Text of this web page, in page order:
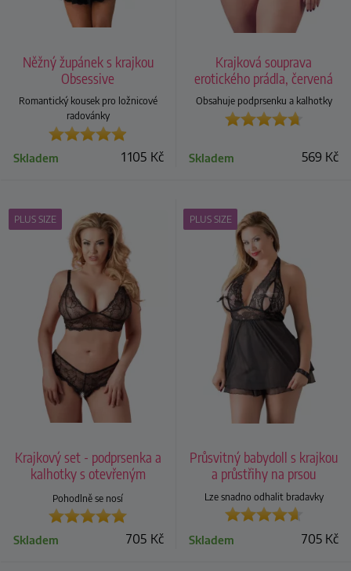
Něžný župánek s krajkou
Obsessive
Romantický kousek pro ložnicové
radovánky
1 105 Kč
Skladem
Krajková souprava
erotického prádla, červená
Obsahuje podprsenku a kalhotky
569 Kč
Skladem
PLUS SIZE
Krajkový set - podprsenka a
kalhotky s otevřeným
rozkrokem
Pohodlně se nosí
705 Kč
Skladem
PLUS SIZE
Průsvitný babydoll s krajkou
a průstřihy na prsou
Lze snadno odhalit bradavky
705 Kč
Skladem